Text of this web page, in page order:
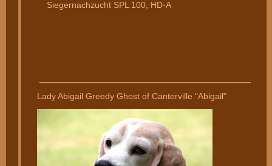
Siegernachzucht SPL 100, HD-A
Lady Abigail Greedy Ghost of Canterville "Abigail"